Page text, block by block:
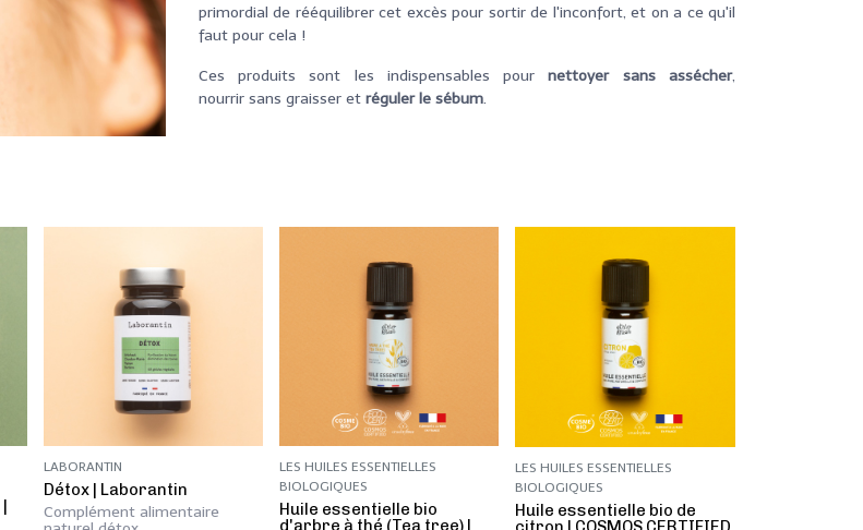
primordial de rééquilibrer cet excès pour sortir de l'inconfort, et on a ce qu'il
faut pour cela !
Ces produits sont les indispensables pournettoyer sans assécher,
nourrir sans graisser et réguler le sébum.
LABORANTIN
Détox | Laborantin
Complément alimentaire
LES HUILES ESSENTIELLES
BIOLOGIQUES
Huile essentielle bio
d'arbre à thé (Tea tree) |
LES HUILES ESSENTIELLES
BIOLOGIQUES
Huile essentielle bio de